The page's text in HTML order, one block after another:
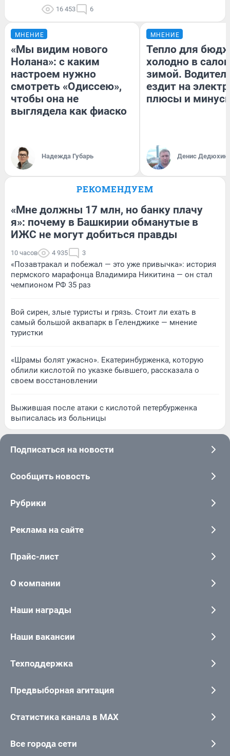
16 453 6
МНЕНИЕ
«Мы видим нового
Нолана»: с каким
настроем нужно
смотреть «Одиссею»,
чтобы она не
выглядела как фиаско
Надежда Губарь
МНЕНИЕ
Тепло для
холодно в
зимой.
ездит на
плюсы и
Денис Дедюхин
РЕКОМЕНДУЕМ
«Мне должны 17 млн, но банку плачу
я»: почему в Башкирии обманутые в
ИЖС не могут добиться правды
10 часов 4 935 3
«Позавтракал и побежал — это уже привычка»: история
пермского марафонца Владимира Никитина — он стал
чемпионом РФ 35 раз
Вой сирен, злые туристы и грязь. Стоит ли ехать в
самый большой аквапарк в Геленджике — мнение
туристки
«Шрамы болят ужасно». Екатеринбурженка, которую
облили кислотой по указке бывшего, рассказала о
своем восстановлении
Выжившая после атаки с кислотой петербурженка
выписалась из больницы
Подписаться на новости
Сообщить новость
Рубрики
Реклама на сайте
Прайс-лист
О компании
Наши награды
Наши вакансии
Техподдержка
Предвыборная агитация
Статистика канала в MAX
Все города сети